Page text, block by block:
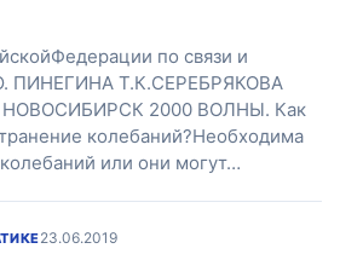
по связи и
ПИНЕГИНА Т.К.СЕРЕБРЯКОВА
НОВОСИБИРСК 2000 ВОЛНЫ. Как
колебаний?Необходима
или они могут…
23.06.2019